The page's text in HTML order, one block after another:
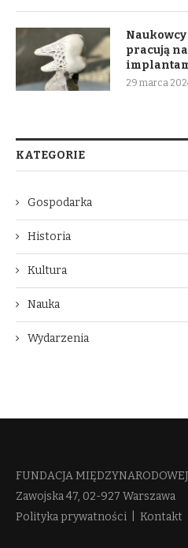
pracują
29 marca
KATEGORIE
Gospodarka
Historia
Kultura
Nauka
Wydarzenia
FUNDACJA
Zawojska 47, 02-927 Warszawa
Polityka prywatności
Kontakt